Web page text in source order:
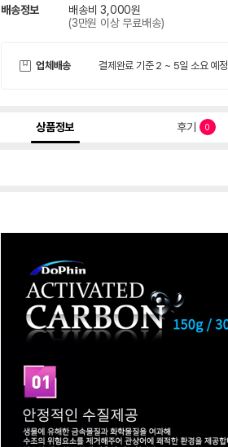
배송정보
배송비 3,000원
(3만원 이상 무료배송)
업체배송 결제완료 기준 2 ~ 5일 소요 예정
상품정보 후기 0